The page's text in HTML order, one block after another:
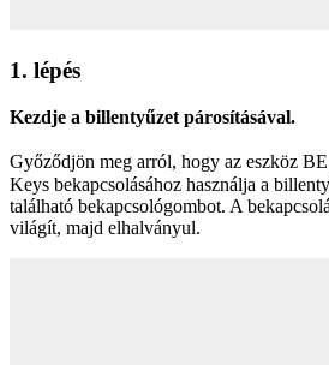
1. lépés
Kezdje a billentyűzet párosításával.
Győződjön meg arról, hogy az eszköz
Keys bekapcsolásához használja a
található bekapcsológombot. A
világít, majd elhalványul.